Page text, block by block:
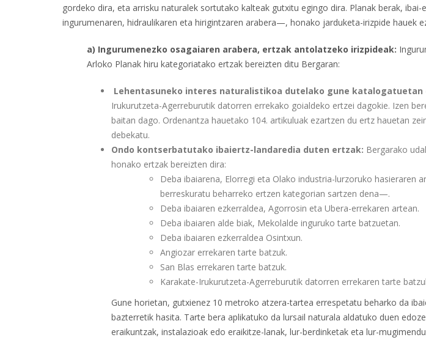
gordeko dira, eta arrisku naturalek sortutako kalteak gutxitu egingo dira. Planak berak,
ingurumenaren, hidraulikaren eta hirigintzaren arabera—, honako jarduketa-irizpide hauek
a) Ingurumenezko osagaiaren arabera, ertzak antolatzeko irizpideak:
Arloko Planak hiru kategoriatako ertzak bereizten ditu Bergaran:
Lehentasuneko interes naturalistikoa dutelako gune katalogatuetan
Irukurutzeta-Agerreburutik datorren errekako goialdeko ertzei dagokie. Izen
baitan dago. Ordenantza hauetako 104. artikuluak ezartzen du ertz hauetan
debekatu.
Ondo kontserbatutako ibaiertz-landaredia duten ertzak: Bergarako
honako ertzak bereizten dira:
Deba ibaiarena, Elorregi eta Olako industria-lurzoruko hasieraren
berreskuratu beharreko ertzen kategorian sartzen dena—.
Deba ibaiaren ezkerraldea, Agorrosin eta Ubera-errekaren artean.
Deba ibaiaren alde biak, Mekolalde inguruko tarte batzuetan.
Deba ibaiaren ezkerraldea Osintxun.
Angiozar errekaren tarte batzuk.
San Blas errekaren tarte batzuk.
Karakate-Irukurutzeta-Agerreburutik datorren errekaren tarte
Gune horietan, gutxienez 10 metroko atzera-tartea errespetatu beharko da
bazterretik hasita. Tarte bera aplikatuko da lursail naturala aldatuko duen
eraikuntzak, instalazioak edo eraikitze-lanak, lur-berdinketak eta lur-